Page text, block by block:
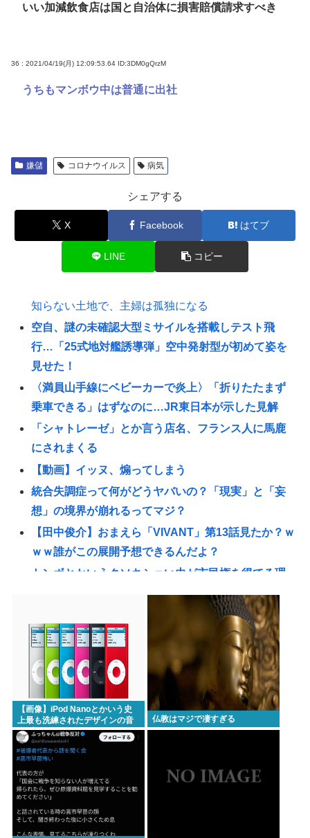
いい加減飲食店は国と自治体に損害賠償請求すべき
36 : 2021/04/19(月) 12:09:53.64 ID:3DM0gQrzM
うちもマンボウ中は普通に出社
嫌儲 コロナウイルス 病気
シェアする
X Facebook はてブ
LINE コピー
知らない土地で、主婦は孤独になる
空自、謎の未確認大型ミサイルを搭載しテスト飛
行…「25式地対艦誘導弾」空中発射型が初めて姿を
見せた！
〈満員山手線にベビーカーで炎上〉「折りたたまず
乗車できる」はずなのに…JR東日本が示した見解
「シャトレーゼ」とか言う店名、フランス人に馬鹿
にされまくる
【動画】イッヌ、煽ってしまう
統合失調症って何がどうヤバいの？「現実」と「妄
想」の境界が崩れるってマジ？
【田中俊介】おまえら「VIVANT」第13話見たか？ｗ
ｗｗ誰がこの展開予想できるんだよ？
トンボとかいうクソキショい虫が市民権を得てる理
性行為の同意のお勉強漫画が192.1万バズ！！！お前
らもこれで勉強しよう！安倍晋三
パ 「高市に野次を飛ばす理由？ 貴様はゴキブリが出
たら新聞紙で叩かないのか？」
高市早苗総理、視察時間が10秒未満www
【悲報】アメリカの新生姜、1万5000円www
中年層が「ちいかわ」にハマる理由www
令和の貝殻ビキニ、下品すぎる
買ってきてほしい「福島土産（お菓子）」ランキン
グ！ 2位は「ままどおる（三万石）」、1位は？
山の日、海の日ってあるけどみんなは「山」と
【画像】iPod Nanoとかいう史
上最も洗練されたデザインの音
楽プレイヤーについて
仏教はマジで凄すぎる